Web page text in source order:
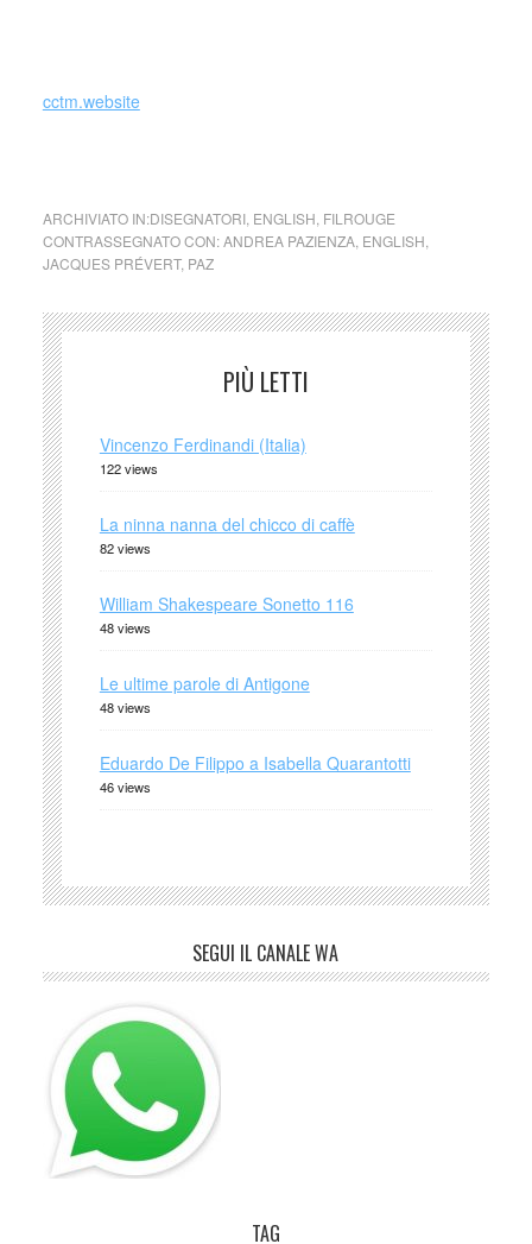
cctm.website
ARCHIVIATO IN:DISEGNATORI, ENGLISH FILROUGE
CONTRASSEGNATO CON:ANDREA PAZIENZA, ENGLISH
JACQUES PRÉVERT, PAZ
PIÙ LETTI
Vincenzo Ferdinandi (Italia)
122 views
La ninna nanna del chicco di caffè
82 views
William Shakespeare Sonetto 116
48 views
Le ultime parole di Antigone
48 views
Eduardo De Filippo a Isabella Quarantotti
46 views
SEGUI IL CANALE WA
TAG